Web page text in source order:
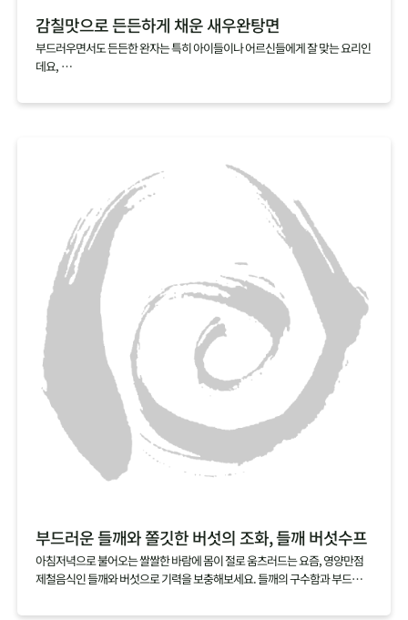
감칠맛으로 든든하게 채운 새우완탕면
부드러우면서도 든든한 완자는 특히 아이들이나 어르신들에게 잘 맞는 요리인
데요,
빚지 않고 만드는 새우완탕면을 추천해요.
부드러운 들깨와 쫄깃한 버섯의 조화, 들깨 버섯수프
아침저녁으로 불어오는 쌀쌀한 바람에 몸이 절로 움츠러드는 요즘, 영양만점
제철음식인 들깨와 버섯으로 기력을 보충해보세요. 들깨의 구수함과 부드러움
용식이나 브런치 메뉴로도 잘 어울린답니다.